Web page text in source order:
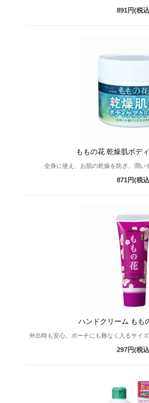
891円(税
ももの花 乾燥肌ボデ
全身に使え、お肌の乾燥を防ぎ、潤い
871円(税
ハンドクリーム もも
外出時も安心。ポーチにも難なく入るサイ
297円(税